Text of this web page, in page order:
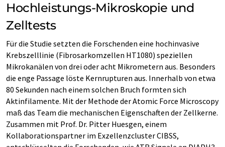
Hochleistungs-Mikroskopie und
Zelltests
Für die Studie setzten die Forschenden eine hochinvasive
Krebszelllinie (Fibrosarkomzellen HT1080) speziellen
Mikrokanälen von drei oder acht Mikrometern aus. Besonders
die enge Passage löste Kernrupturen aus. Innerhalb von etwa
80 Sekunden nach einem solchen Bruch formten sich
Aktinfilamente. Mit der Methode der Atomic Force Microscopy
maß das Team die mechanischen Eigenschaften der Zellkerne.
Zusammen mit Prof. Dr. Pitter Huesgen, einem
Kollaborationspartner im Exzellenzcluster CIBSS,